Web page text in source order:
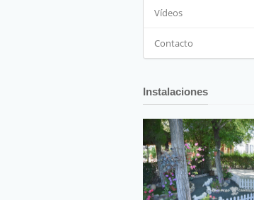
Vídeos
Contacto
Instalaciones